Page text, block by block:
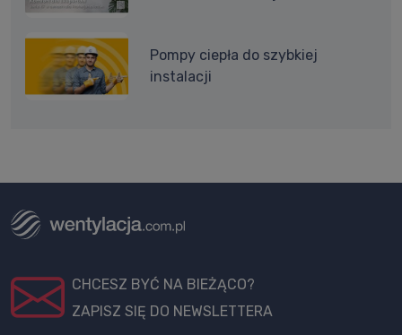
Pompy ciepła do szybkiej
instalacji
CHCESZ BYĆ NA BIEŻĄCO?
ZAPISZ SIĘ DO NEWSLETTERA